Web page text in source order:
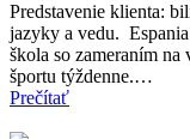
Predstavenie klienta:
jazyky a vedu.
škola so zameraním na
športu týždenne.…
Prečítať